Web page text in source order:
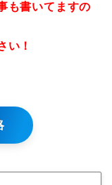
も書いてますの
い！